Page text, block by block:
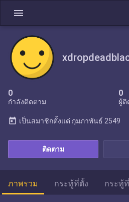
menu
0
กำลังติดตาม
0
ผู้ติ
ติดตาม
today เป็นสมาชิกตั้งแต่ กุมภาพันธ์ 2549
ภาพรวม กระทู้ที่ตั้ง กระทู้